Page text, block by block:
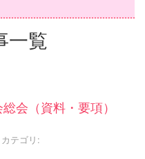
一覧
会（資料・要項）
カテゴリ: